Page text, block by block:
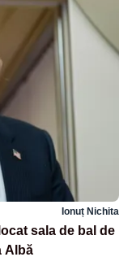
Ionuț Nichita
sala de bal de
Albă